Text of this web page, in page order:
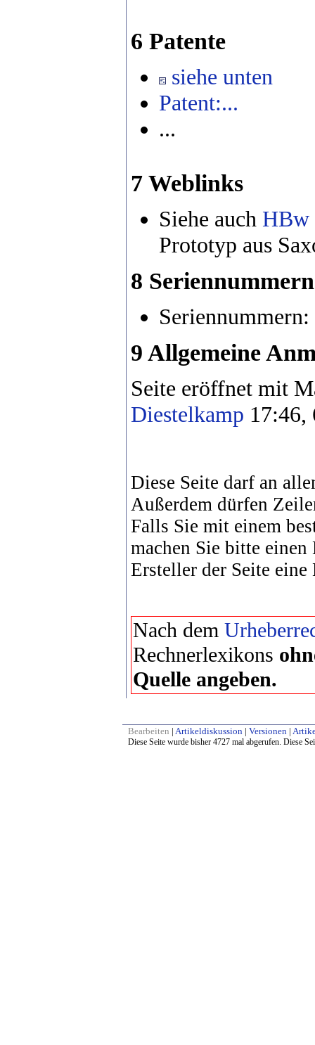
6 Patente
siehe unten
Patent:...
...
7 Weblinks
Siehe auch HBw
Prototyp aus
8 Seriennummern
Seriennummern:
9 Allgemeine
Seite eröffnet mit
Diestelkamp 17:46,
Diese Seite darf an
Außerdem dürfen
Falls Sie mit einem
machen Sie bitte
Ersteller der Seite
Nach dem
Rechnerlexikons
Quelle angeben.
Bearbeiten | Artikeldiskussion | Versionen |
Diese Seite wurde bisher 4727 mal abgerufen. Diese